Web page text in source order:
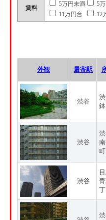
賃料
5万円未満
5
11万円台
12
外観 最寄駅
渋谷
渋谷
渋谷